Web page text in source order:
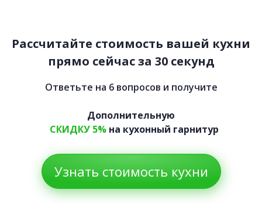
76 900 руб.
Рассчитайте стоимость вашей кухни
прямо сейчас за 30 секунд
Ответьте на 6 вопросов и получите
Дополнительную
СКИДКУ 5%на кухонный гарнитур
Узнать стоимость кухни